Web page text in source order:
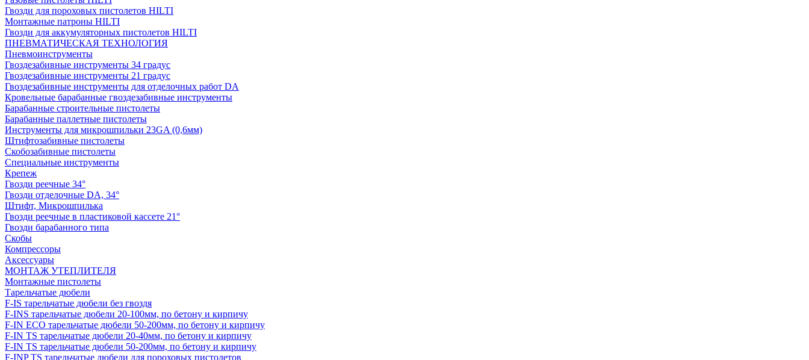
Гвозди для пороховых пистолетов HILTI
Монтажные патроны HILTI
Гвозди для аккумуляторных пистолетов HILTI
ПНЕВМАТИЧЕСКАЯ ТЕХНОЛОГИЯ
Пневмоинструменты
Гвоздезабивные инструменты 34 градус
Гвоздезабивные инструменты 21 градус
Гвоздезабивные инструменты для отделочных работ DA
Кровельные барабанные гвоздезабивные инструменты
Барабанные строительные пистолеты
Барабанные паллетные пистолеты
Инструменты для микрошпильки 23GA (0,6мм)
Штифтозабивные пистолеты
Скобозабивные пистолеты
Специальные инструменты
Крепеж
Гвозди реечные 34°
Гвозди отделочные DA, 34°
Штифт, Микрошпилька
Гвозди реечные в пластиковой кассете 21°
Гвозди барабанного типа
Скобы
Компрессоры
Аксессуары
МОНТАЖ УТЕПЛИТЕЛЯ
Монтажные пистолеты
Тарельчатые дюбели
F-IS тарельчатые дюбели без гвоздя
F-INS тарельчатые дюбели 20-100мм, по бетону и кирпичу
F-IN ECO тарельчатые дюбели 50-200мм, по бетону и кирпичу
F-IN TS тарельчатые дюбели 20-40мм, по бетону и кирпичу
F-IN TS тарельчатые дюбели 50-200мм, по бетону и кирпичу
F-INP TS тарельчатые дюбели для пороховых пистолетов